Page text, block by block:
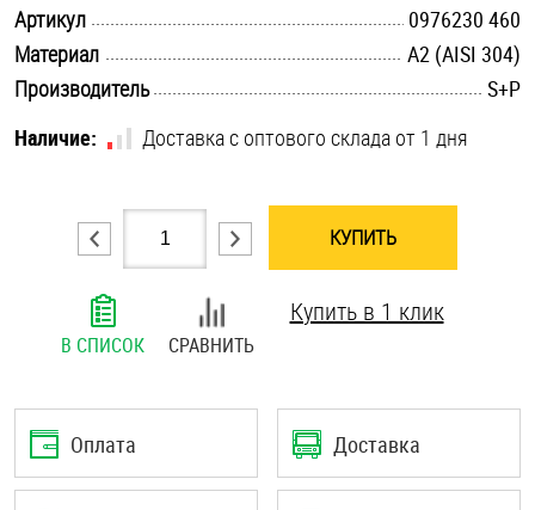
Такелаж
Хомуты
Шайбы
Шпильки
Шплинты
Штифты и пальцы
Артикул
0976230 460
Материал
А2 (AISI 304)
Производитель
S+P
Наличие:
Доставка с оптового склада от 1 дня
КУПИТЬ
В СПИСОК СРАВНИТЬ
Купить в 1 клик
Оплата Доставка